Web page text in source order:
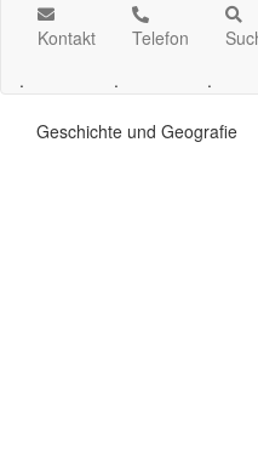
Kontakt
.
Telefon
.
.
Geschichte und Geografie